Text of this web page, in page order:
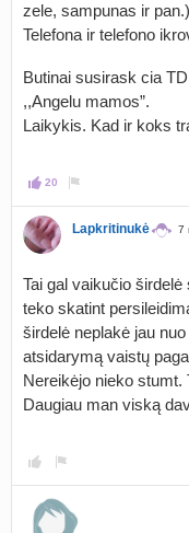
zele, sampunas ir pan.)
Telefona ir telefono
Butinai susirask cia
,,Angelu mamos”.
Laikykis. Kad ir koks
20
Lapkritinukė 7
Tai gal vaikučio
teko skatint
širdelė neplakė jau
atsidarymą vaistų
Nereikėjo nieko stumt.
Daugiau man viską